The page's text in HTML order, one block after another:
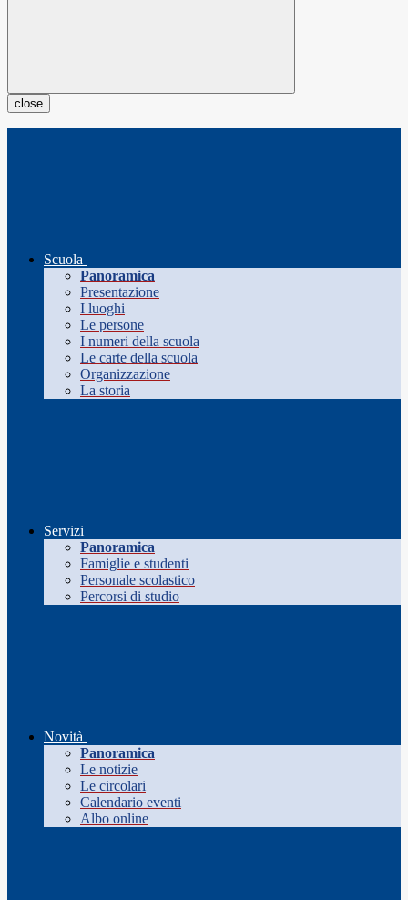
close
Scuola
Panoramica
Presentazione
I luoghi
Le persone
I numeri della scuola
Le carte della scuola
Organizzazione
La storia
Servizi
Panoramica
Famiglie e studenti
Personale scolastico
Percorsi di studio
Novità
Panoramica
Le notizie
Le circolari
Calendario eventi
Albo online